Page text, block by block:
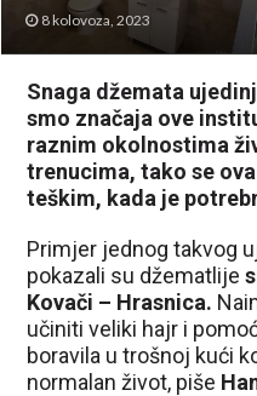
8 kolovoza, 2023
Snaga džemata
smo značaja ove
raznim okolnostima
trenucima, tako se
teškim, kada je
Primjer jednog takvog
pokazali su džematlije
Kovači – Hrasnica.
učiniti veliki hajr i
boravila u trošnoj kući
normalan život, piše